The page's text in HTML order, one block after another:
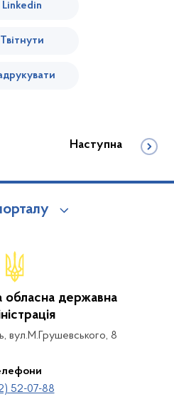
Linkedin
Твітнути
Наступна
обласна державна
вул.М.Грушевського, 8
52-07-88